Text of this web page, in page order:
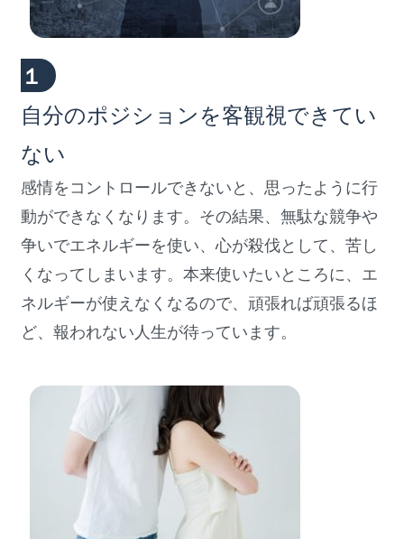
１
自分のポジションを客観視できてい
ない
感情をコントロールできないと、思ったように行
動ができなくなります。その結果、無駄な競争や
争いでエネルギーを使い、心が殺伐として、苦し
くなってしまいます。本来使いたいところに、エ
ネルギーが使えなくなるので、頑張れば頑張るほ
ど、報われない人生が待っています。